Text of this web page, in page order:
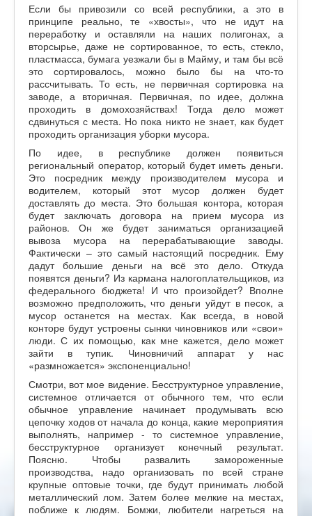
Если бы привозили со всей республики, а это в
принципе реально, те «хвосты», что не идут на
переработку и оставляли на наших полигонах, а
вторсырье, даже не сортированное, то есть, стекло,
пластмасса, бумага уезжали бы в Майму, и там бы всё
это сортировалось, можно было бы на что-то
рассчитывать. То есть, не первичная сортировка на
заводе, а вторичная. Первичная, по идее, должна
проходить в домохозяйствах! Тогда дело может
сдвинуться с места. Но пока никто не знает, как будет
проходить организация уборки мусора.
По идее, в республике должен появиться
региональный оператор, который будет иметь деньги.
Это посредник между производителем мусора и
водителем, который этот мусор должен будет
доставлять до места. Это большая контора, которая
будет заключать договора на прием мусора из
районов. Он же будет заниматься организацией
вывоза мусора на перерабатывающие заводы.
Фактически – это самый настоящий посредник. Ему
дадут большие деньги на всё это дело. Откуда
появятся деньги? Из кармана налогоплательщиков, из
федерального бюджета! И что произойдет? Вполне
возможно предположить, что деньги уйдут в песок, а
мусор останется на местах. Как всегда, в новой
конторе будут устроены сынки чиновников или «свои»
люди. С их помощью, как мне кажется, дело может
зайти в тупик. Чиновничий аппарат у нас
«размножается» экспоненциально!
Смотри, вот мое видение. Бесструктурное управление,
системное отличается от обычного тем, что если
обычное управление начинает продумывать всю
цепочку ходов от начала до конца, какие мероприятия
выполнять, например - то системное управление,
бесструктурное организует конечный результат.
Поясню. Чтобы развалить замороженные
производства, надо организовать по всей стране
крупные оптовые точки, где будут принимать любой
металлический лом. Затем более мелкие на местах,
поближе к людям. Бомжи, любители нагреться на